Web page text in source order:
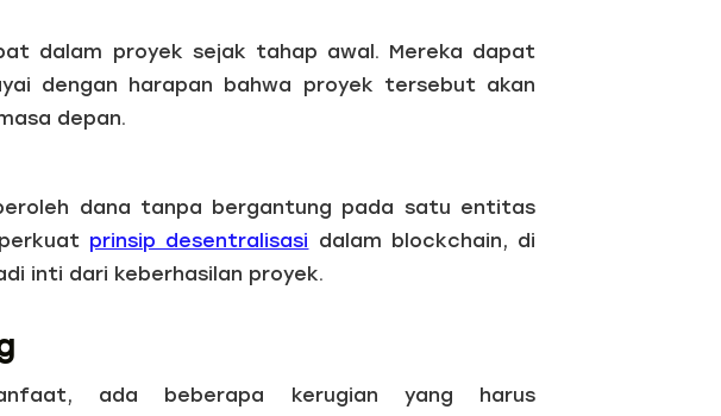
dalam proyek sejak tahap awal. Mereka dapat
dengan harapan bahwa proyek tersebut akan
depan.
dana tanpa bergantung pada satu entitas
prinsip desentralisasi dalam blockchain, di
inti dari keberhasilan proyek.
ada beberapa kerugian yang harus